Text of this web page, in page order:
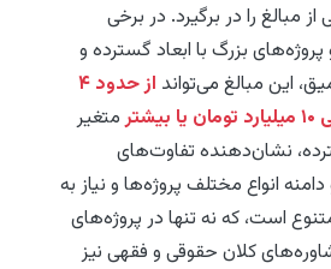
مبالغ را در برگیرد. در برخی
بزرگ با ابعاد گسترده و
این مبالغ می‌تواند
از حدود ۴
متغیر
نشان‌دهنده تفاوت‌های
انواع مختلف پروژه‌ها و نیاز به
است، که نه تنها در پروژه‌های
کلان حقوقی و فقهی نیز